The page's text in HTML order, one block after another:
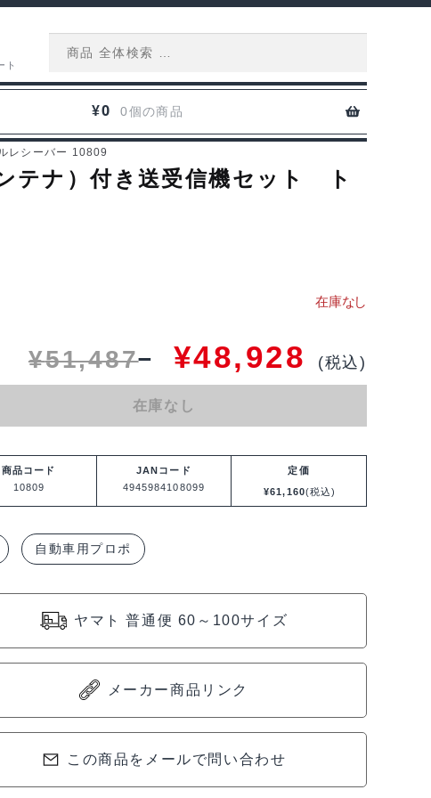
ト
¥0 0個の商品
レシーバー 10809
テナ）付き送受信機セット ト
¥51,487 ¥48,928 (税込)
在庫なし
商品コード
10809
JANコード
4945984108099
定価
¥61,160(税込)
自動車用プロポ
ヤマト 普通便 60～100サイズ
メーカー商品リンク
この商品をメールで問い合わせ